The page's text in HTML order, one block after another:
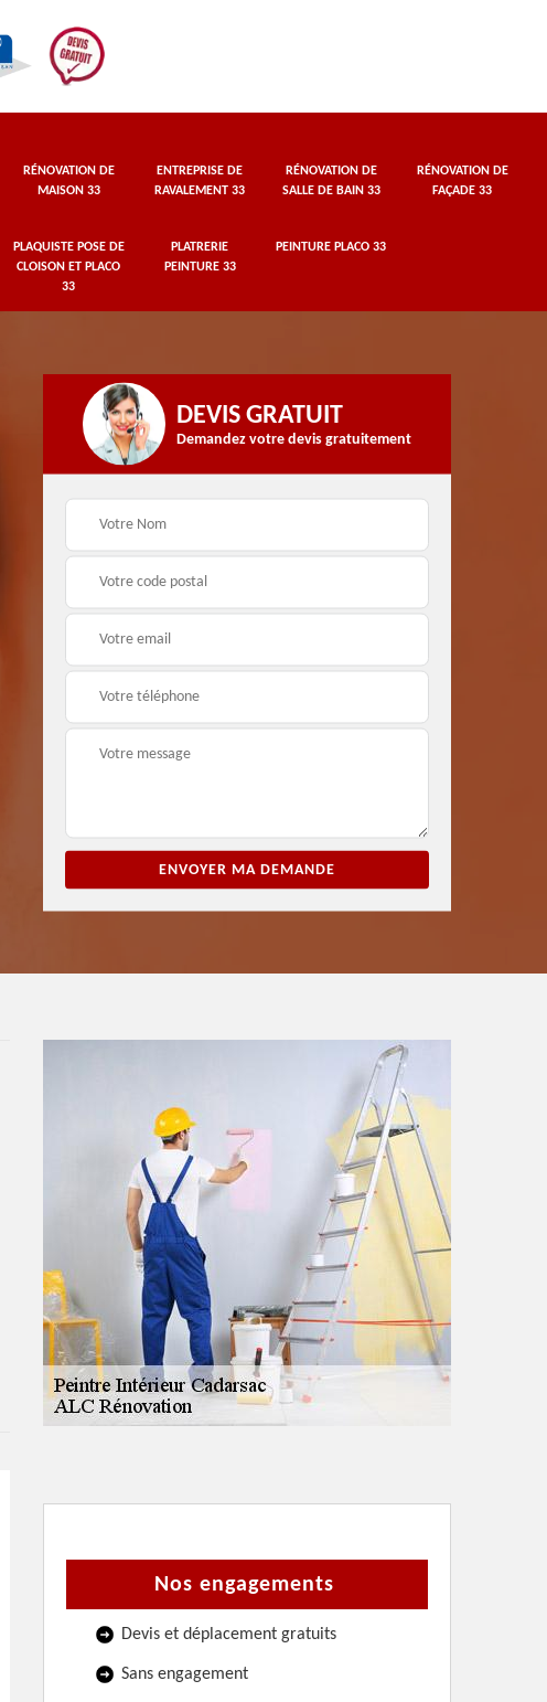
RÉNOVATION DE
MAISON 33
ENTREPRISE DE
RAVALEMENT 33
RÉNOVATION DE
SALLE DE BAIN 33
RÉNOVATION DE
FAÇADE 33
PLAQUISTE POSE DE
CLOISON ET PLACO
33
PLATRERIE
PEINTURE 33
PEINTURE PLACO 33
Entreprise de peinture
33
façade 33
DEVIS GRATUIT
Demandez votre devis gratuitement
Nos engagements
Devis et déplacement gratuits
Sans engagement